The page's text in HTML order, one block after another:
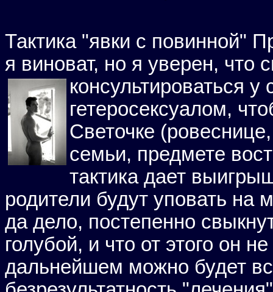
Тактика "явки с повинной"
я виноват, но я уверен, что
консультироваться у
гетеросексуалом,
Светочке
семьи, предмете
тактика дает
родители будут уповать на
да дело, постепенно
голубой, и что от этого он
дальнейшем можно будет